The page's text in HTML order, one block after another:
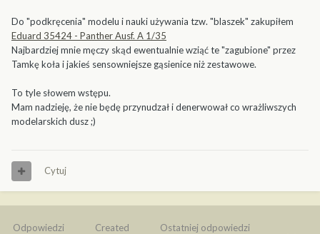
Do "podkręcenia" modelu i nauki używania tzw. "blaszek" zakupiłem
Eduard 35424 - Panther Ausf. A 1/35
Najbardziej mnie męczy skąd ewentualnie wziąć te "zagubione" przez
Tamkę koła i jakieś sensowniejsze gąsienice niż zestawowe.
To tyle słowem wstępu.
Mam nadzieję, że nie będę przynudzał i denerwował co wrażliwszych
modelarskich dusz ;)
Cytuj
Odpowiedzi Created Ostatniej odpowiedzi